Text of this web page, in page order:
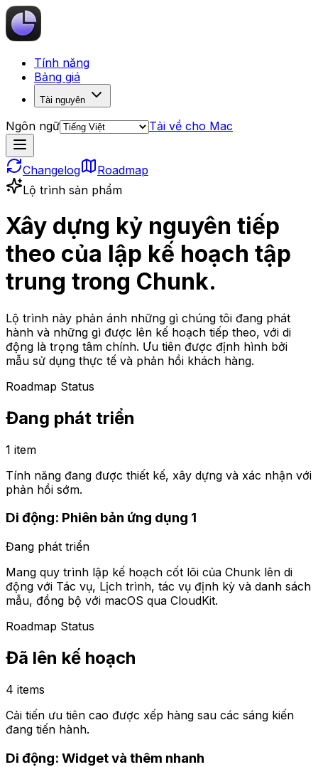
Tính năng
Bảng giá
Tài nguyên
Ngôn ngữ Tải về cho Mac
Changelog
Roadmap
Lộ trình sản phẩm
Xây dựng kỷ nguyên tiếp
theo của lập kế hoạch tập
trung trong Chunk.
Lộ trình này phản ánh những gì chúng tôi đang phát
hành và những gì được lên kế hoạch tiếp theo, với di
động là trọng tâm chính. Ưu tiên được định hình bởi
mẫu sử dụng thực tế và phản hồi khách hàng.
Roadmap Status
Đang phát triển
1 item
Tính năng đang được thiết kế, xây dựng và xác nhận với
phản hồi sớm.
Di động: Phiên bản ứng dụng 1
Đang phát triển
Mang quy trình lập kế hoạch cốt lõi của Chunk lên di
động với Tác vụ, Lịch trình, tác vụ định kỳ và danh sách
mẫu, đồng bộ với macOS qua CloudKit.
Roadmap Status
Đã lên kế hoạch
4 items
Cải tiến ưu tiên cao được xếp hàng sau các sáng kiến
đang tiến hành.
Di động: Widget và thêm nhanh